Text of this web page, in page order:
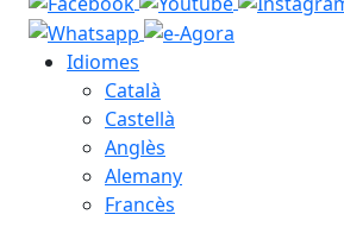
Idiomes
Català
Castellà
Anglès
Alemany
Francès